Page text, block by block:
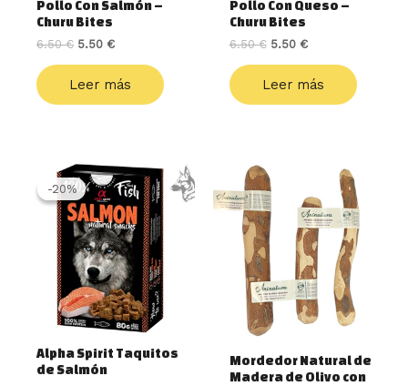
Pollo Con Salmón –
Churu Bites
6.50€ 5.50 €
Leer más
Pollo Con Queso –
Churu Bites
6.50€ 5.50 €
Leer más
-20%
-20%
Alpha Spirit Taquitos
de Salmón
El
precio
original
era:
2.99 €.
El
precio
actual
es:
2.40 €.
Mordedor Natural de
Madera de Olivo con
Rango
precios:
desde
4.00 €
hasta
8.00 €
en